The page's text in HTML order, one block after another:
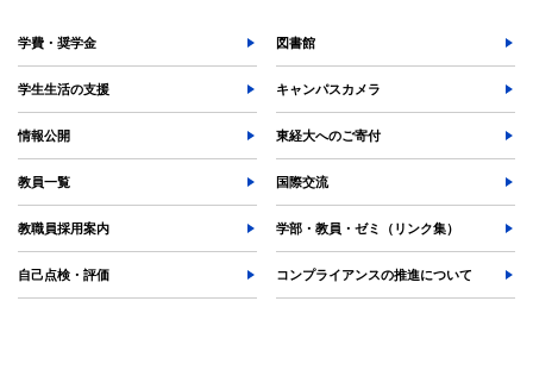
学費・奨学金 図書館
学生生活の支援 キャンパスカメラ
情報公開 東経大へのご寄付
教員一覧 国際交流
教職員採用案内 学部・教員・ゼミ（リンク集）
自己点検・評価 コンプライアンスの推進について